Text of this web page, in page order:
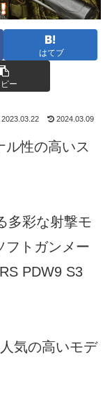
はてブ
ー
2023.03.22 2024.03.09
ル性の高いス
多彩な射撃モ
フトガンメー
PDW9 S3
気の高いモデ